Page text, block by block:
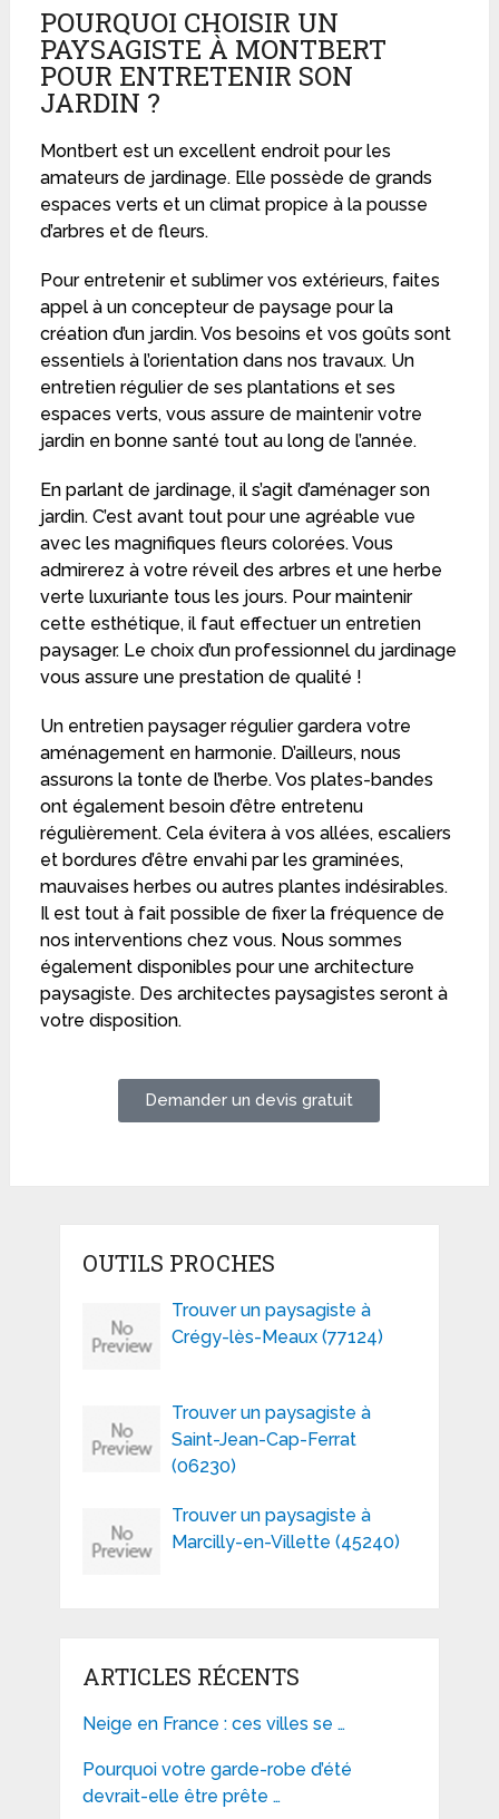
POURQUOI CHOISIR UN
PAYSAGISTE À MONTBERT
POUR ENTRETENIR SON
JARDIN ?
Montbert est un excellent endroit pour les
amateurs de jardinage. Elle possède de grands
espaces verts et un climat propice à la pousse
d’arbres et de fleurs.
Pour entretenir et sublimer vos extérieurs, faites
appel à un concepteur de paysage pour la
création d’un jardin. Vos besoins et vos goûts sont
essentiels à l’orientation dans nos travaux. Un
entretien régulier de ses plantations et ses
espaces verts, vous assure de maintenir votre
jardin en bonne santé tout au long de l’année.
En parlant de jardinage, il s’agit d’aménager son
jardin. C’est avant tout pour une agréable vue
avec les magnifiques fleurs colorées. Vous
admirerez à votre réveil des arbres et une herbe
verte luxuriante tous les jours. Pour maintenir
cette esthétique, il faut effectuer un entretien
paysager. Le choix d’un professionnel du jardinage
vous assure une prestation de qualité !
Un entretien paysager régulier gardera votre
aménagement en harmonie. D’ailleurs, nous
assurons la tonte de l’herbe. Vos plates-bandes
ont également besoin d’être entretenu
régulièrement. Cela évitera à vos allées, escaliers
et bordures d’être envahi par les graminées,
mauvaises herbes ou autres plantes indésirables.
Il est tout à fait possible de fixer la fréquence de
nos interventions chez vous. Nous sommes
également disponibles pour une architecture
paysagiste. Des architectes paysagistes seront à
votre disposition.
Demander un devis gratuit
OUTILS PROCHES
Trouver un paysagiste à
Crégy-lès-Meaux (77124)
Trouver un paysagiste à
Saint-Jean-Cap-Ferrat
(06230)
Trouver un paysagiste à
Marcilly-en-Villette (45240)
ARTICLES RÉCENTS
Neige en France : ces villes se …
Pourquoi votre garde-robe d’été
devrait-elle être prête …